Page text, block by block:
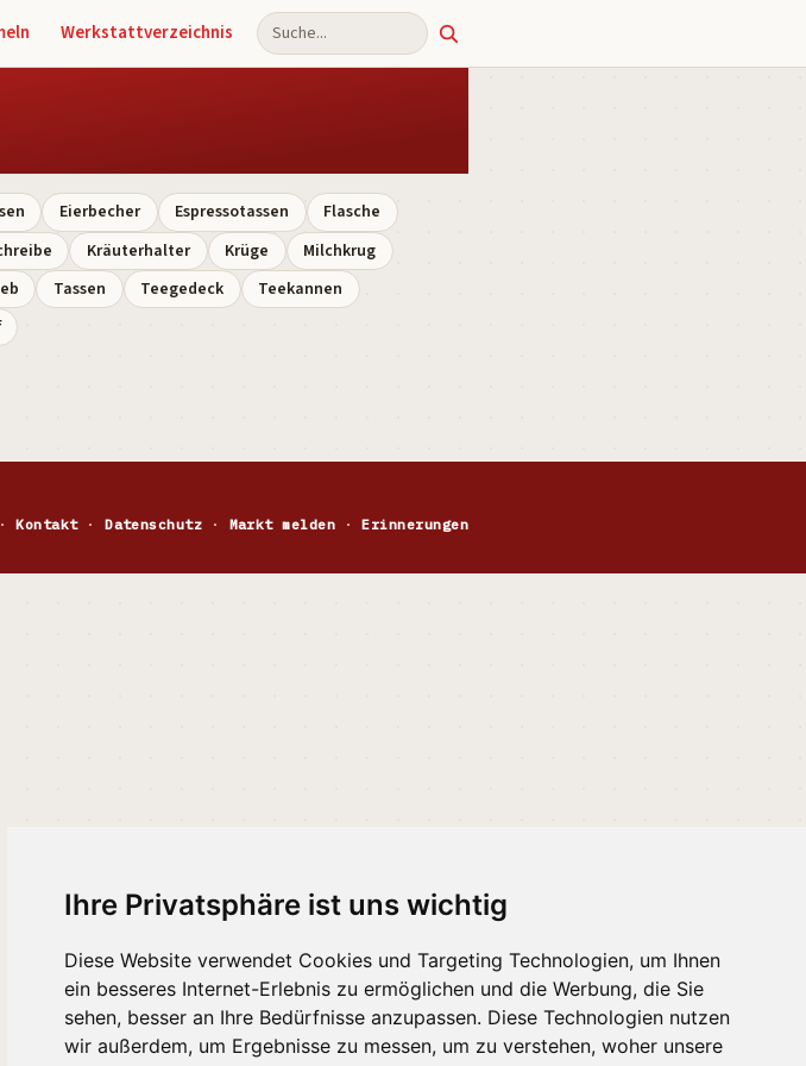
Ihre Privatsphäre ist uns wichtig
Diese Website verwendet Cookies und Targeting Technologien, um Ihnen
ein besseres Internet-Erlebnis zu ermöglichen und die Werbung, die Sie
sehen, besser an Ihre Bedürfnisse anzupassen. Diese Technologien nutzen
wir außerdem, um Ergebnisse zu messen, um zu verstehen, woher unsere
Werkstattverzeichnis Suche
Eierbecher Espressotassen
Flasche
Kräuterhalter Krüge
Milchkrug
Tassen Teegedeck
Teekannen
Kontakt·Datenschutz · Markt melden ·Erinnerungen